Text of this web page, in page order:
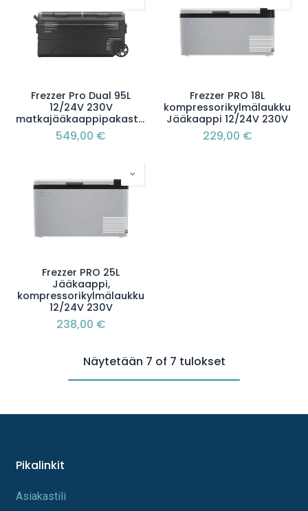
Frezzer Pro Dual 95L
12/24V 230V
matkajääkaappipakastin
549,00 €
Frezzer PRO 18L
kompressorikylmälaukku
Jääkaappi 12/24V 230V
229,00 €
Frezzer PRO 25L
Jääkaappi,
kompressorikylmälaukku
12/24V 230V
238,00 €
Näytetään 7 of 7 tulokset
Pikalinkit
A​s​iakastili